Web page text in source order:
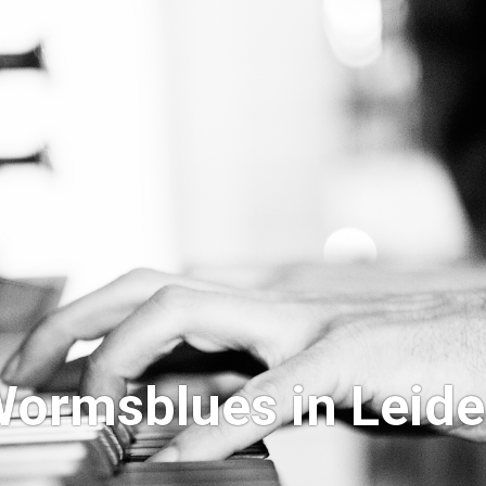
in